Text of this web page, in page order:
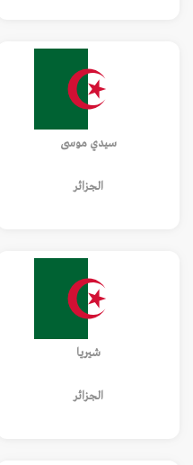
سيدي موسى
الجزائر
شيريا
الجزائر